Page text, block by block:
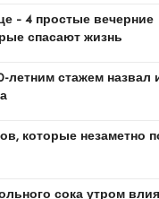
– 4 простые вечерние
спасают жизнь
летним стажем назвал
которые незаметно
сока утром